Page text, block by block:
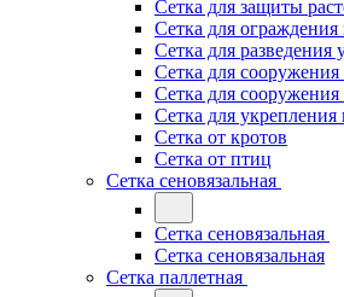
Сетка для защиты
Сетка для
Сетка для разведения
Сетка для сооружения
Сетка для
Сетка для укрепления
Сетка от кротов
Сетка от птиц
Сетка сеновязальная
Сетка сеновязальная
Сетка сеновязальная
Сетка паллетная